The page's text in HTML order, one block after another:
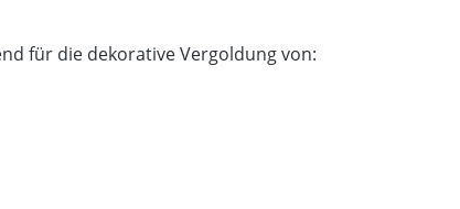
für die dekorative Vergoldung von: